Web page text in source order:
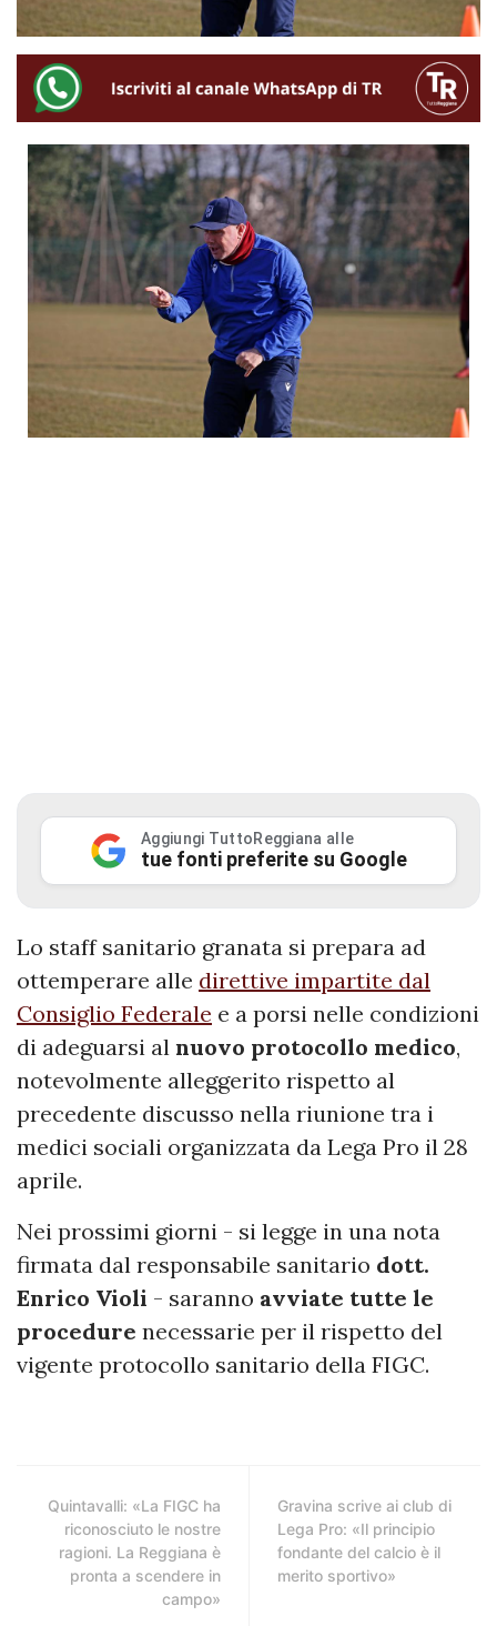
Aggiungi TuttoReggiana alle
tue fonti preferite su Google
Lo staff sanitario granata si prepara ad
ottemperare alle direttive impartite dal
Consiglio Federale e a porsi nelle condizioni
di adeguarsi al nuovo protocollo medico,
notevolmente alleggerito rispetto al
precedente discusso nella riunione tra i
medici sociali organizzata da Lega Pro il 28
aprile.
Nei prossimi giorni - si legge in una nota
firmata dal responsabile sanitario dott.
Enrico Violi - saranno avviate tutte le
procedure necessarie per il rispetto del
vigente protocollo sanitario della FIGC.
Quintavalli: «La FIGC ha
riconosciuto le nostre
ragioni. La Reggiana è
pronta a scendere in
campo»
Gravina scrive ai club di
Lega Pro: «Il principio
fondante del calcio è il
merito sportivo»